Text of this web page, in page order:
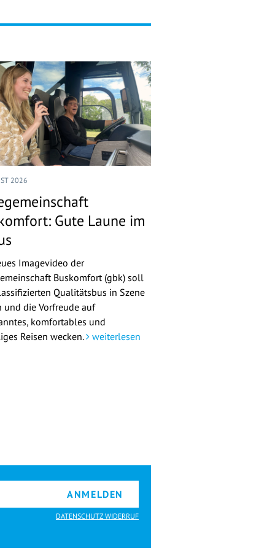
2026
Gute Laune im
Imagevideo der
Buskomfort (gbk) soll
Qualitätsbus in Szene
und die Vorfreude auf
komfortables und
Reisen wecken. weiterlesen
ANMELDEN
DATENSCHUTZ WIDERRUF